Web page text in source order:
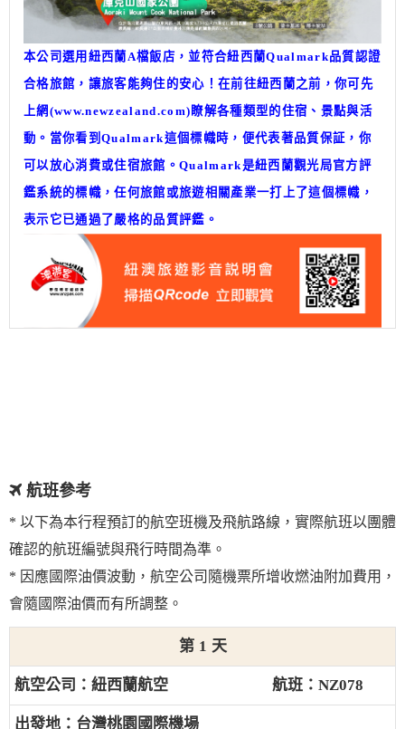
本公司選用紐西蘭A檔飯店，並符合紐西蘭Qualmark品質認證
合格旅館，讓旅客能夠住的安心！在前往紐西蘭之前，你可先
上網(www.newzealand.com)瞭解各種類型的住宿、景點與活
動。當你看到Qualmark這個標幟時，便代表著品質保証，你
可以放心消費或住宿旅館。Qualmark是紐西蘭觀光局官方評
鑑系統的標幟，任何旅館或旅遊相關產業一打上了這個標幟，
表示它已通過了嚴格的品質評鑑。
航班參考
* 以下為本行程預訂的航空班機及飛航路線，實際航班以團體
確認的航班編號與飛行時間為準。
* 因應國際油價波動，航空公司隨機票所增收燃油附加費用，
會隨國際油價而有所調整。
1
紐西蘭航空 NZ078
台灣桃園國際機場